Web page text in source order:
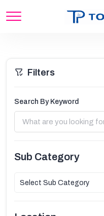
Filters
Search By Keyword
Sub Category
Select Sub Category